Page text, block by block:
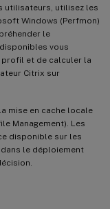
utilisateurs, utilisez les
Windows (Perfmon)
le
vous
et de calculer la
Citrix sur
mise en cache locale
Management). Les
disponible sur les
le déploiement